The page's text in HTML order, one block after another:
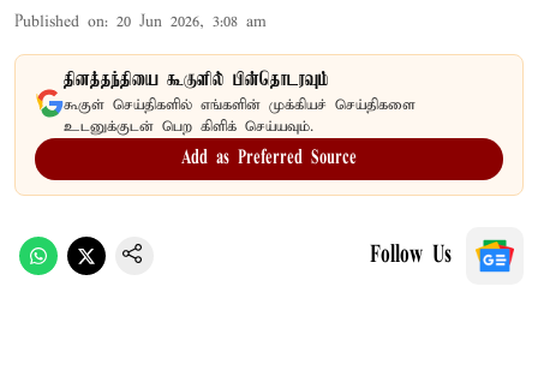
Published on: 20 Jun 2026, 3:08 am
தினத்தந்தியை கூகுளில் பின்தொடரவும்
கூகுள் செய்திகளில் எங்களின் முக்கியச் செய்திகளை
உடனுக்குடன் பெற கிளிக் செய்யவும்.
Add as Preferred Source
Follow Us